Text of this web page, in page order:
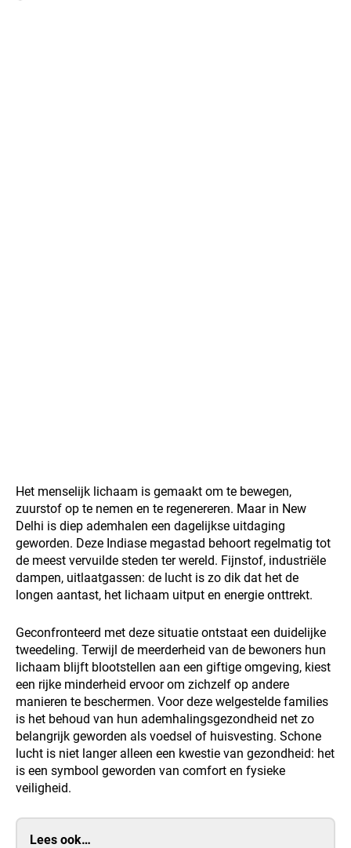
Het menselijk lichaam is gemaakt om te bewegen,
zuurstof op te nemen en te regenereren. Maar in New
Delhi is diep ademhalen een dagelijkse uitdaging
geworden. Deze Indiase megastad behoort regelmatig tot
de meest vervuilde steden ter wereld. Fijnstof, industriële
dampen, uitlaatgassen: de lucht is zo dik dat het de
longen aantast, het lichaam uitput en energie onttrekt.
Geconfronteerd met deze situatie ontstaat een duidelijke
tweedeling. Terwijl de meerderheid van de bewoners hun
lichaam blijft blootstellen aan een giftige omgeving, kiest
een rijke minderheid ervoor om zichzelf op andere
manieren te beschermen. Voor deze welgestelde families
is het behoud van hun ademhalingsgezondheid net zo
belangrijk geworden als voedsel of huisvesting. Schone
lucht is niet langer alleen een kwestie van gezondheid: het
is een symbool geworden van comfort en fysieke
veiligheid.
Lees ook…